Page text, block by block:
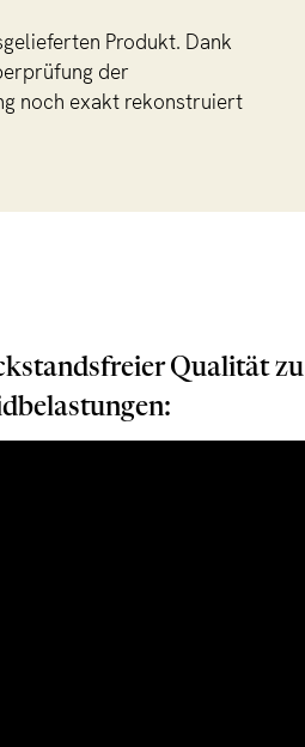
Produkt. Dank
der
noch exakt rekonstruiert
Qualität zu